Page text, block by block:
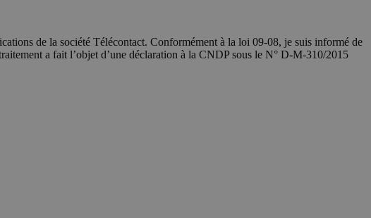
de la société Télécontact. Conformément à la loi 09-08, je suis informé de
a fait l’objet d’une déclaration à la CNDP sous le N° D-M-310/2015